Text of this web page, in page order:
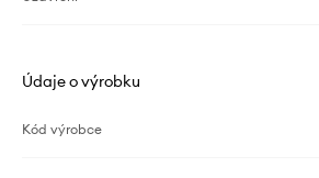
Údaje o výrobku
Kód výrobce